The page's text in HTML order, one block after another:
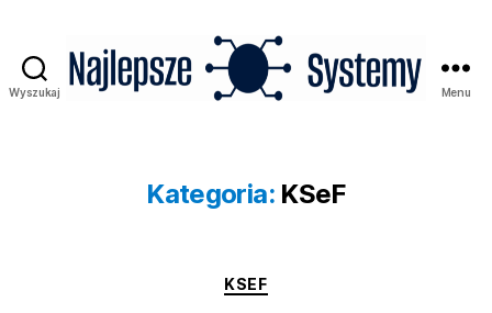
Wyszukaj Menu
Kategoria: KSeF
Kategorie
KSEF